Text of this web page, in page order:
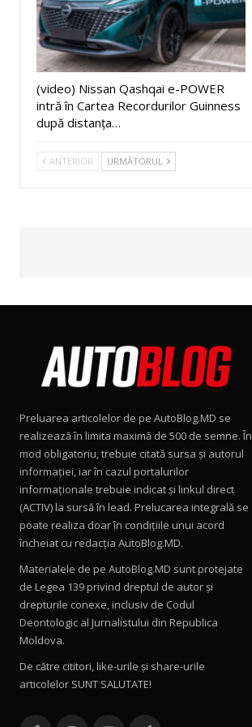
(video) Nissan Qashqai e-POWER
intră în Cartea Recordurilor Guinness
după distanța…
ANTERIOR URMĂTORUL
Preluarea articolelor de pe AutoBlog.MD se
realizează în limita maximă de 500 de semne. În
mod obligatoriu, trebuie citată sursa și autorul
informației, iar în cazul portalurilor
informaționale trebuie indicat și linkul direct
(ACTIV) la sursă în lead. Prelucarea integrală se
poate realiza doar în condițiile unui acord
încheiat cu redacţia AutoBlog.MD.
Materialele de pe AutoBlog.MD sunt protejate
de Legea 139 privind dreptul de autor și
drepturile conexe, inclusiv de Codul
Deontologic al Jurnalistului din Republica
Moldova.
De către cititori, like-urile şi share-urile
articolelor SUNT SALUTATE!